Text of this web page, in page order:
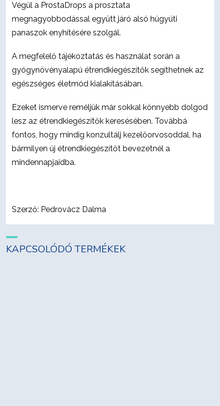
Végül a ProstaDrops a prosztata
megnagyobbodással együtt járó alsó húgyúti
panaszok enyhítésére szolgál.
A megfelelő tájékoztatás és használat során a
gyógynövényalapú étrendkiegészítők segíthetnek az
egészséges életmód kialakításában.
Ezeket ismerve reméljük már sokkal könnyebb dolgod
lesz az étrendkiegészítők keresésében. Továbbá
fontos, hogy mindig konzultálj kezelőorvosoddal, ha
bármilyen új étrendkiegészítőt bevezetnél a
mindennapjaidba.
Szerző: Pedrovácz Dalma
KAPCSOLÓDÓ TERMÉKEK